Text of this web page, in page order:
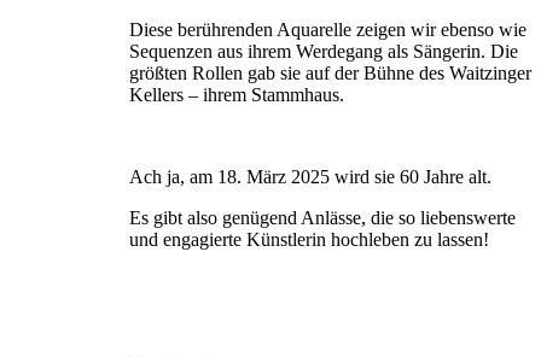
Diese berührenden Aquarelle zeigen wir ebenso wie
Sequenzen aus ihrem Werdegang als Sängerin. Die
größten Rollen gab sie auf der Bühne des Waitzinger
Kellers – ihrem Stammhaus.
Ach ja, am 18. März 2025 wird sie 60 Jahre alt.
Es gibt also genügend Anlässe, die so liebenswerte
und engagierte Künstlerin hochleben zu lassen!